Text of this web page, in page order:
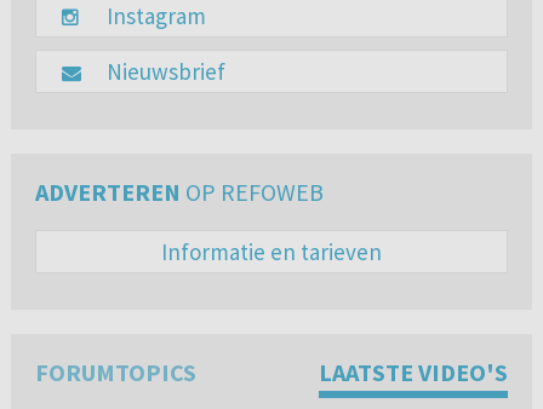
Instagram
Nieuwsbrief
ADVERTEREN OP REFOWEB
Informatie en tarieven
FORUMTOPICS LAATSTE VIDEO'S